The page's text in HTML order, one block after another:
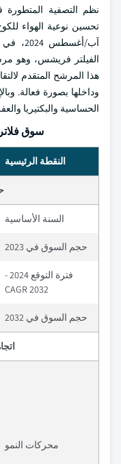
نظم التصفية
تحسين نوعية الهواء
الفيلتر فريشس، وهو
هذا المرشح المتقدم
وداخلها بصورة فعالة.
الحساسية والبكتيريا
سوق
النقطة الرئيسية
السنة الأساسية
حجم السوق في 2023
فترة التوقع 2024 -
2032 CAGR
حجم السوق في 2032
محركات النمو